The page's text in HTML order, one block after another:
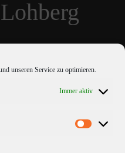
unseren Service zu optimieren.
Immer aktiv